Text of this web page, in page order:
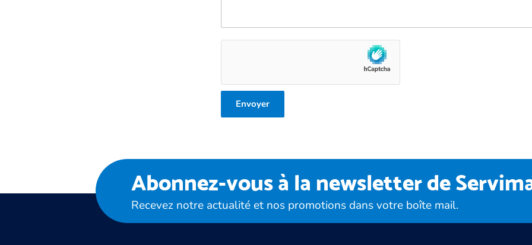
Envoyer
Abonnez-vous à la newsletter de
Recevez notre actualité et nos promotions dans votre boîte mail.